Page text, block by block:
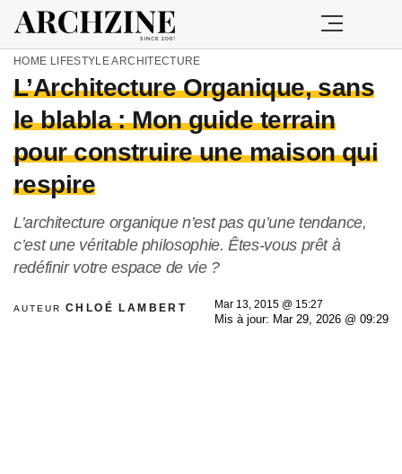
HOME LIFESTYLEARCHITECTURE
L’Architecture Organique, sans
le blabla : Mon guide terrain
pour construire une maison qui
respire
L’architecture organique n’est pas qu’une tendance,
c’est une véritable philosophie. Êtes-vous prêt à
redéfinir votre espace de vie ?
AUTEUR CHLOÉ LAMBERT
Mar 13, 2015 @ 15:27
Mis à jour: Mar 29, 2026 @ 09:29